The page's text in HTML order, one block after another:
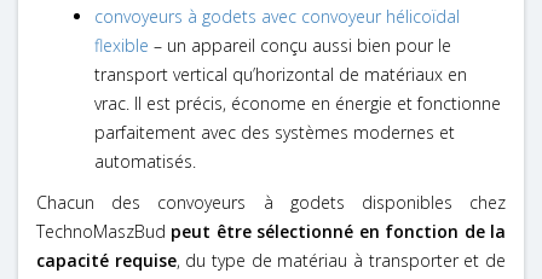
convoyeurs à godets avec convoyeur hélicoïdal
flexible – un appareil conçu aussi bien pour le
transport vertical qu’horizontal de matériaux en
vrac. Il est précis, économe en énergie et fonctionne
parfaitement avec des systèmes modernes et
automatisés.
Chacun des convoyeurs à godets disponibles chez
TechnoMaszBud peut être sélectionné en fonction de la
capacité requise, du type de matériau à transporter et de